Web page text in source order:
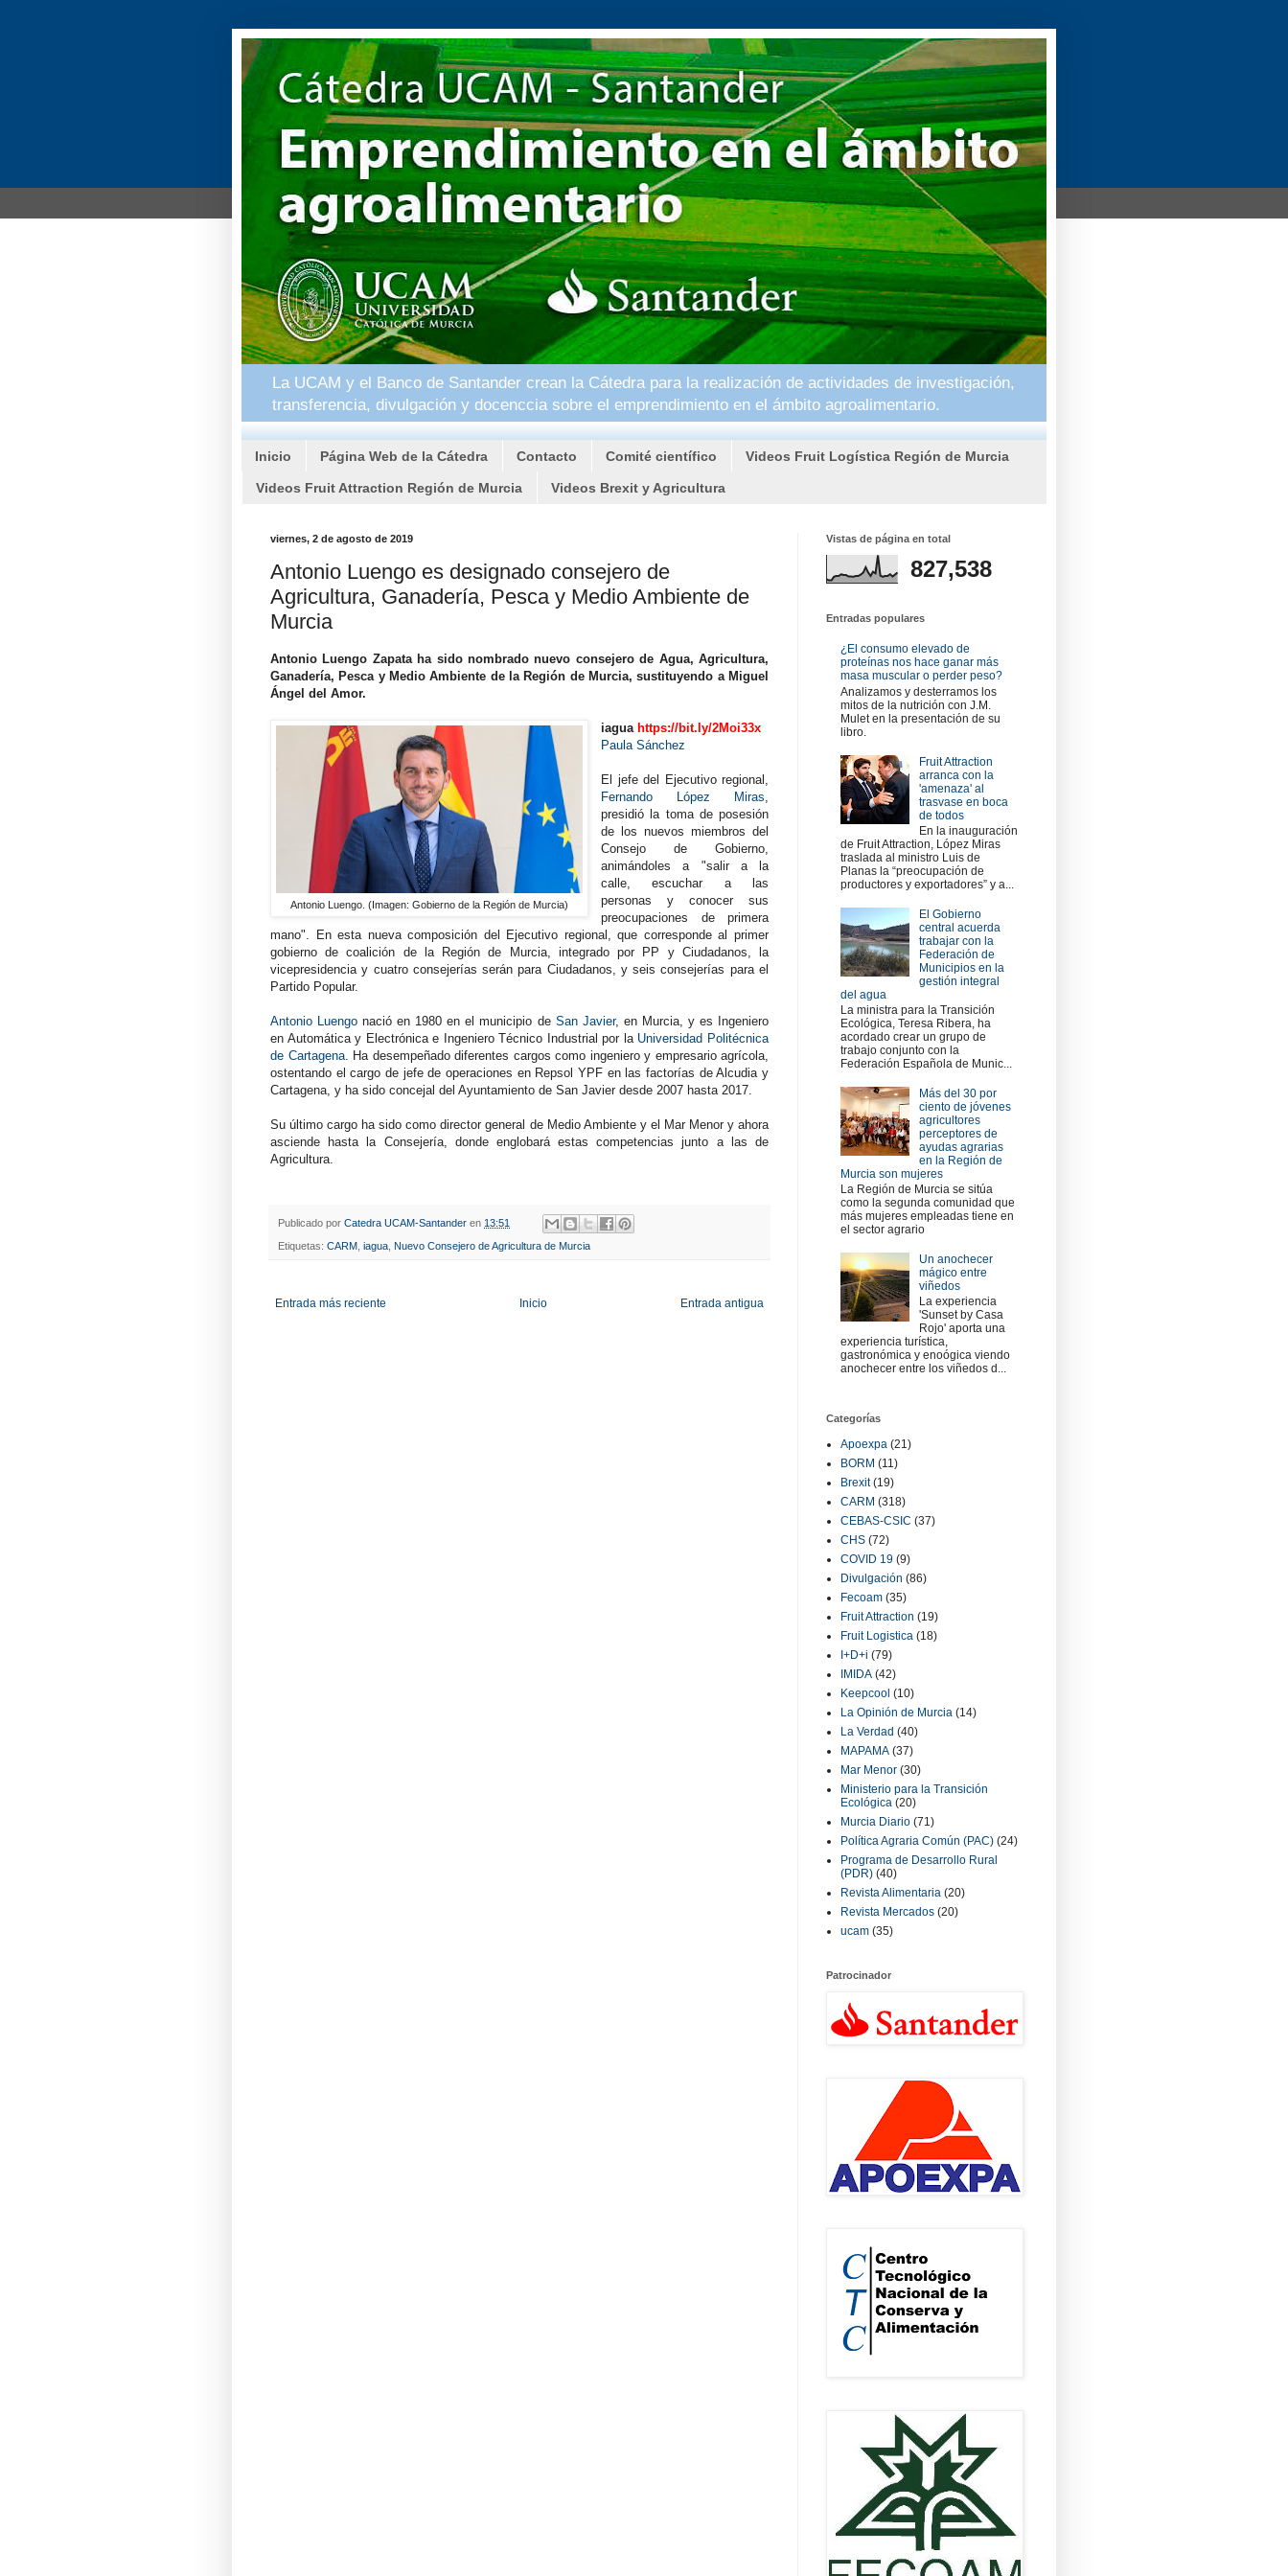
La UCAM y el Banco de Santander crean la Cátedra para la realización de actividades de investigación,
transferencia, divulgación y docenccia sobre el emprendimiento en el ámbito agroalimentario.
Inicio Página Web de la Cátedra Contacto Comité científico Videos Fruit Logística Región de Murcia
Videos Fruit Attraction Región de Murcia Videos Brexit y Agricultura
viernes, 2 de agosto de 2019
Antonio Luengo es designado consejero de
Agricultura, Ganadería, Pesca y Medio Ambiente de
Murcia
Antonio Luengo Zapata ha sido nombrado nuevo consejero de Agua, Agricultura,
Ganadería, Pesca y Medio Ambiente de la Región de Murcia, sustituyendo a Miguel
Ángel del Amor.
Antonio Luengo. (Imagen: Gobierno de la Región de Murcia)
iaguahttps://bit.ly/2Moi33x
Paula Sánchez
El jefe del Ejecutivo regional,
Fernando López Miras
presidió la toma de posesión
de los nuevos miembros del
Consejo de Gobierno,
animándoles a "salir a la
calle, escuchar a las
personas y conocer sus
preocupaciones de primera
mano". En esta nueva composición del Ejecutivo regional, que corresponde al primer
gobierno de coalición de la Región de Murcia, integrado por PP y Ciudadanos, la
vicepresidencia y cuatro consejerías serán para Ciudadanos, y seis consejerías para el
Partido Popular.
Antonio Luengo nació en 1980 en el municipio de San Javier, en Murcia, y es Ingeniero
en Automática y Electrónica e Ingeniero Técnico Industrial por la Universidad Politécnica
de Cartagena. Ha desempeñado diferentes cargos como ingeniero y empresario agrícola,
ostentando el cargo de jefe de operaciones en Repsol YPF en las factorías de Alcudia y
Cartagena, y ha sido concejal del Ayuntamiento de San Javier desde 2007 hasta 2017.
Su último cargo ha sido como director general de Medio Ambiente y el Mar Menor y ahora
asciende hasta la Consejería, donde englobará estas competencias junto a las de
Agricultura.
Publicado por Catedra UCAM-Santander en 13:51
Etiquetas: CARM iagua Nuevo Consejero de Agricultura de Murcia
Entrada más reciente Entrada antigua
Inicio
Vistas de página en total
827,538
Entradas populares
¿El consumo elevado de
proteínas nos hace ganar más
masa muscular o perder peso?
Analizamos y desterramos los
mitos de la nutrición con J.M.
Mulet en la presentación de su
libro.
Fruit Attraction
arranca con la
'amenaza' al
trasvase en boca
de todos
En la inauguración
de Fruit Attraction, López Miras
traslada al ministro Luis de
Planas la “preocupación de
productores y exportadores” y a...
El Gobierno
central acuerda
trabajar con la
Federación de
Municipios en la
gestión integral
del agua
La ministra para la Transición
Ecológica, Teresa Ribera, ha
acordado crear un grupo de
trabajo conjunto con la
Federación Española de Munic...
Más del 30 por
ciento de jóvenes
agricultores
perceptores de
ayudas agrarias
en la Región de
Murcia son mujeres
La Región de Murcia se sitúa
como la segunda comunidad que
más mujeres empleadas tiene en
el sector agrario
Un anochecer
mágico entre
viñedos
La experiencia
'Sunset by Casa
Rojo' aporta una
experiencia turística,
gastronómica y enoógica viendo
anochecer entre los viñedos d...
Categorías
Apoexpa (21)
BORM (11)
Brexit (19)
CARM (318)
CEBAS-CSIC (37)
CHS (72)
COVID 19 (9)
Divulgación (86)
Fecoam (35)
Fruit Attraction (19)
Fruit Logistica (18)
I+D+i (79)
IMIDA (42)
Keepcool (10)
La Opinión de Murcia (14)
La Verdad (40)
MAPAMA (37)
Mar Menor (30)
Ministerio para la Transición
Ecológica (20)
Murcia Diario (71)
Política Agraria Común (PAC) (24)
Programa de Desarrollo Rural
(PDR) (40)
Revista Alimentaria (20)
Revista Mercados (20)
ucam (35)
Patrocinador